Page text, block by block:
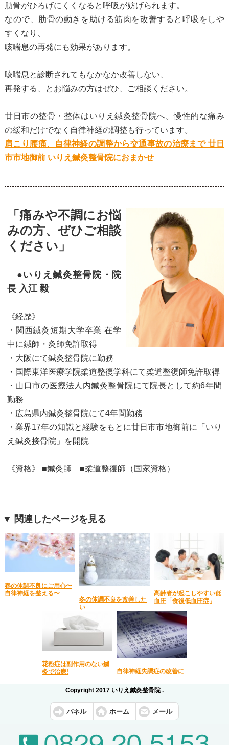
肋骨がひろげにくくなると呼吸が妨げられます。
なので、肋骨の動きを助ける筋肉を改善すると呼吸をしや
すくなり、
咳喘息の再発にも効果があります。
咳喘息と診断されてもなかなか改善しない、
再発する、とお悩みの方はぜひ、ご相談ください。
廿日市の整骨・整体はいりえ鍼灸整骨院へ。慢性的な痛み
の緩和だけでなく自律神経の調整も行っています。
肩こり腰痛、自律神経の調整から交通事故の治療まで 廿日
市市地御前 いりえ鍼灸整骨院におまかせ
「痛みや不調にお悩
みの方、ぜひご相談
ください」
●いりえ鍼灸整骨院・院
長 入江 毅
《経歴》
・関西鍼灸短期大学卒業 在学
中に鍼師・灸師免許取得
・大阪にて鍼灸整骨院に勤務
・国際東洋医療学院柔道整復学科にて柔道整復師免許取得
・山口市の医療法人内鍼灸整骨院にて院長として約6年間
勤務
・広島県内鍼灸整骨院にて4年間勤務
・業界17年の知識と経験をもとに廿日市市地御前に「いり
え鍼灸接骨院」を開院
《資格》 ■鍼灸師 ■柔道整復師（国家資格）
▼ 関連したページを見る
春の体調不良にご用心〜
自律神経を整える〜
冬の体調不良を改善した
い
高齢者が起こしやすい低
血圧「食後低血圧症」
花粉症は副作用のない鍼
灸で治療!
自律神経失調症の改善に
Copyright 2017 いりえ鍼灸整骨院 .
パネル ホーム メール